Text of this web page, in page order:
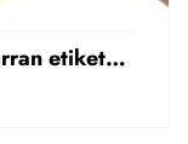
Mattapintainen etupaneelin tarran etiketti, reikäinen sumea, 0,25 mm paksuinen polycarbonaatti-/PVC-tarran etiketti